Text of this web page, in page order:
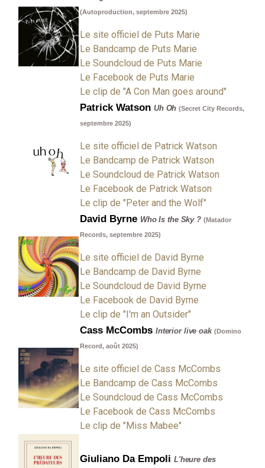
(Autoproduction, septembre 2025)
Le site officiel de Puts Marie
Le Bandcamp de Puts Marie
Le Soundcloud de Puts Marie
Le Facebook de Puts Marie
Le clip de "A Con Man goes around"
Patrick Watson Uh Oh(Secret City Records,
septembre 2025)
Le site officiel de Patrick Watson
Le Bandcamp de Patrick Watson
Le Soundcloud de Patrick Watson
Le Facebook de Patrick Watson
Le clip de "Peter and the Wolf"
David Byrne Who Is the Sky ? (Matador
Records, septembre 2025)
Le site officiel de David Byrne
Le Bandcamp de David Byrne
Le Soundcloud de David Byrne
Le Facebook de David Byrne
Le clip de "I'm an Outsider"
Cass McCombs Interior live oak (Domino
Record, août 2025)
Le site officiel de Cass McCombs
Le Bandcamp de Cass McCombs
Le Soundcloud de Cass McCombs
Le Facebook de Cass McCombs
Le clip de "Miss Mabee"
Giuliano Da Empoli L'heure des